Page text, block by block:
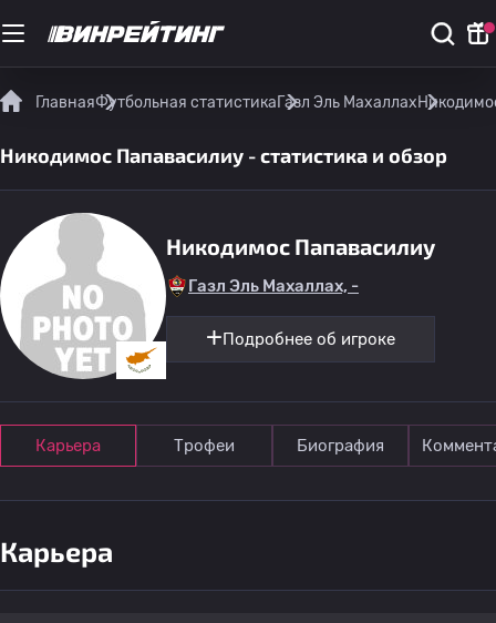
ГлавнаяФутбольная статистикаГазл Эль Махаллах
Никодимос Папавасилиу - статистика и обзор
Никодимос Папавасилиу
Газл Эль Махаллах, -
Подробнее об игроке
Карьера Трофеи Биография
Карьера